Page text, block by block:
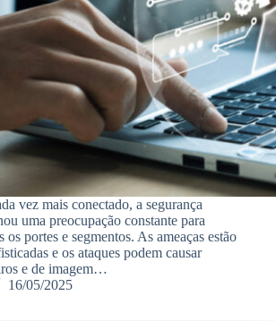
vez mais conectado, a segurança
uma preocupação constante para
os portes e segmentos. As ameaças estão
e os ataques podem causar
e de imagem…
16/05/2025